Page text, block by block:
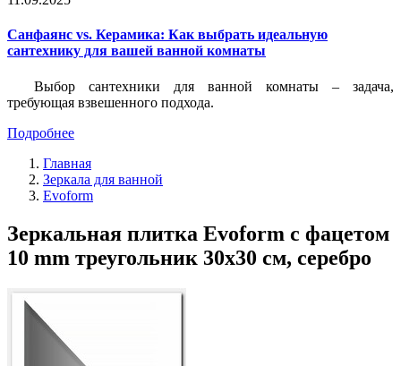
Санфаянс vs. Керамика: Как выбрать идеальную
сантехнику для вашей ванной комнаты
Выбор сантехники для ванной комнаты – задача,
требующая взвешенного подхода.
Подробнее
Главная
Зеркала для ванной
Evoform
Зеркальная плитка Evoform с фацетом
10 mm треугольник 30х30 см, серебро